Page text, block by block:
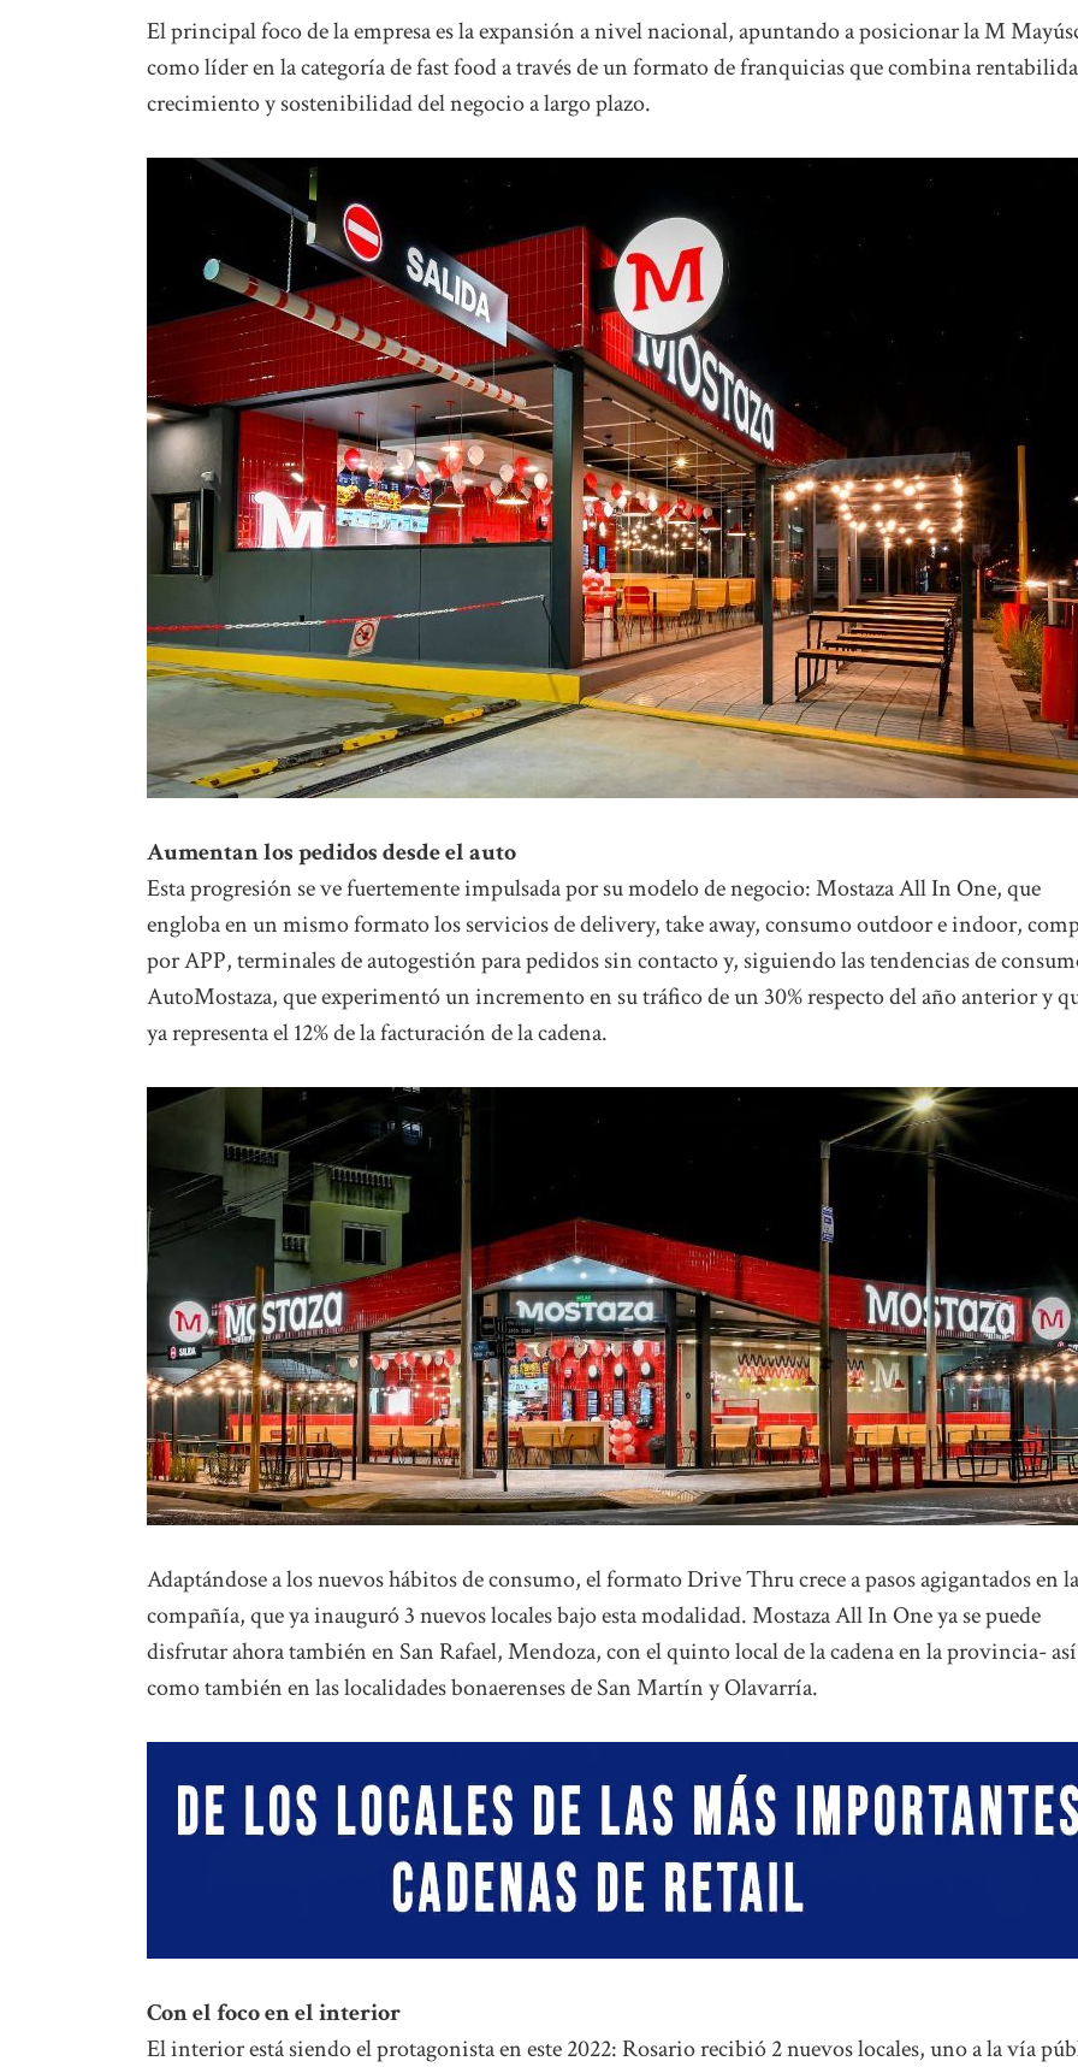
El principal foco de la empresa es la expansión a nivel nacional, apuntando a posicionar la M
como líder en la categoría de fast food a través de un formato de franquicias que combina
crecimiento y sostenibilidad del negocio a largo plazo.
Aumentan los pedidos desde el auto
Esta progresión se ve fuertemente impulsada por su modelo de negocio: Mostaza All In One, que
engloba en un mismo formato los servicios de delivery, take away, consumo outdoor e indoor,
por APP, terminales de autogestión para pedidos sin contacto y, siguiendo las tendencias de
AutoMostaza, que experimentó un incremento en su tráfico de un 30% respecto del año anterior y
ya representa el 12% de la facturación de la cadena.
Adaptándose a los nuevos hábitos de consumo, el formato Drive Thru crece a pasos agigantados en la
compañía, que ya inauguró 3 nuevos locales bajo esta modalidad. Mostaza All In One ya se puede
disfrutar ahora también en San Rafael, Mendoza, con el quinto local de la cadena en la provincia- así
como también en las localidades bonaerenses de San Martín y Olavarría.
Con el foco en el interior
El interior está siendo el protagonista en este 2022: Rosario recibió 2 nuevos locales, uno a la vía